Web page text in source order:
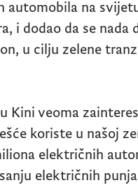
automobila na
i dodao da se nada
u cilju zelene
Kini veoma
koriste u našoj
električnih
električnih